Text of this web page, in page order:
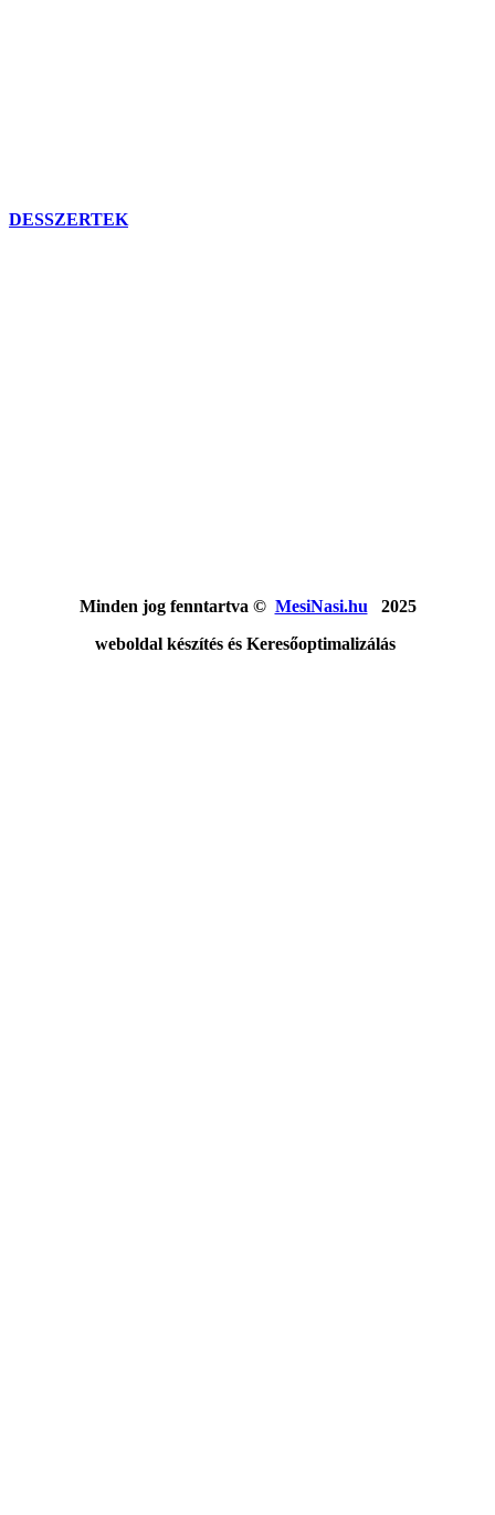
DESSZERTEK
Minden jog fenntartva © MesiNasi.hu 2025
weboldal készítés és Keresőoptimalizálás